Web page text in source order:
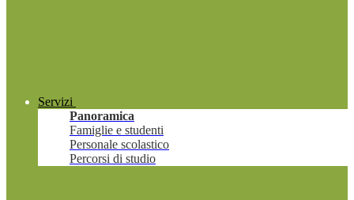
Servizi
Panoramica
Famiglie e studenti
Personale scolastico
Percorsi di studio